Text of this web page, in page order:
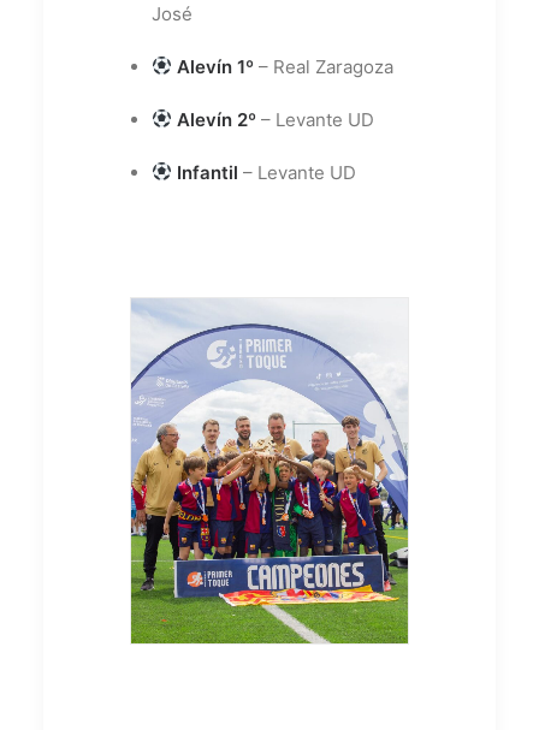
José
Alevín 1º – Real Zaragoza
Alevín 2º – Levante UD
Infantil – Levante UD